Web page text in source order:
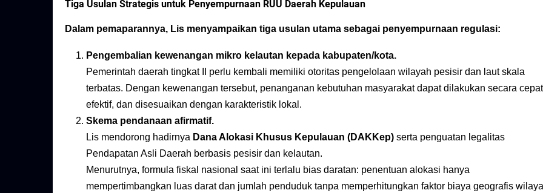
Tiga Usulan Strategis untuk Penyempurnaan RUU Daerah Kepulauan
Dalam pemaparannya, Lis menyampaikan tiga usulan utama sebagai penyempurnaan regulasi:
Pengembalian kewenangan mikro kelautan kepada kabupaten/kota.
Pemerintah daerah tingkat II perlu kembali memiliki otoritas pengelolaan wilayah pesisir dan laut skala
terbatas. Dengan kewenangan tersebut, penanganan kebutuhan masyarakat dapat dilakukan secara
efektif, dan disesuaikan dengan karakteristik lokal.
Skema pendanaan afirmatif.
Lis mendorong hadirnya Dana Alokasi Khusus Kepulauan (DAKKep) serta penguatan legalitas
Pendapatan Asli Daerah berbasis pesisir dan kelautan.
Menurutnya, formula fiskal nasional saat ini terlalu bias daratan: penentuan alokasi hanya
mempertimbangkan luas darat dan jumlah penduduk tanpa memperhitungkan faktor biaya geografis